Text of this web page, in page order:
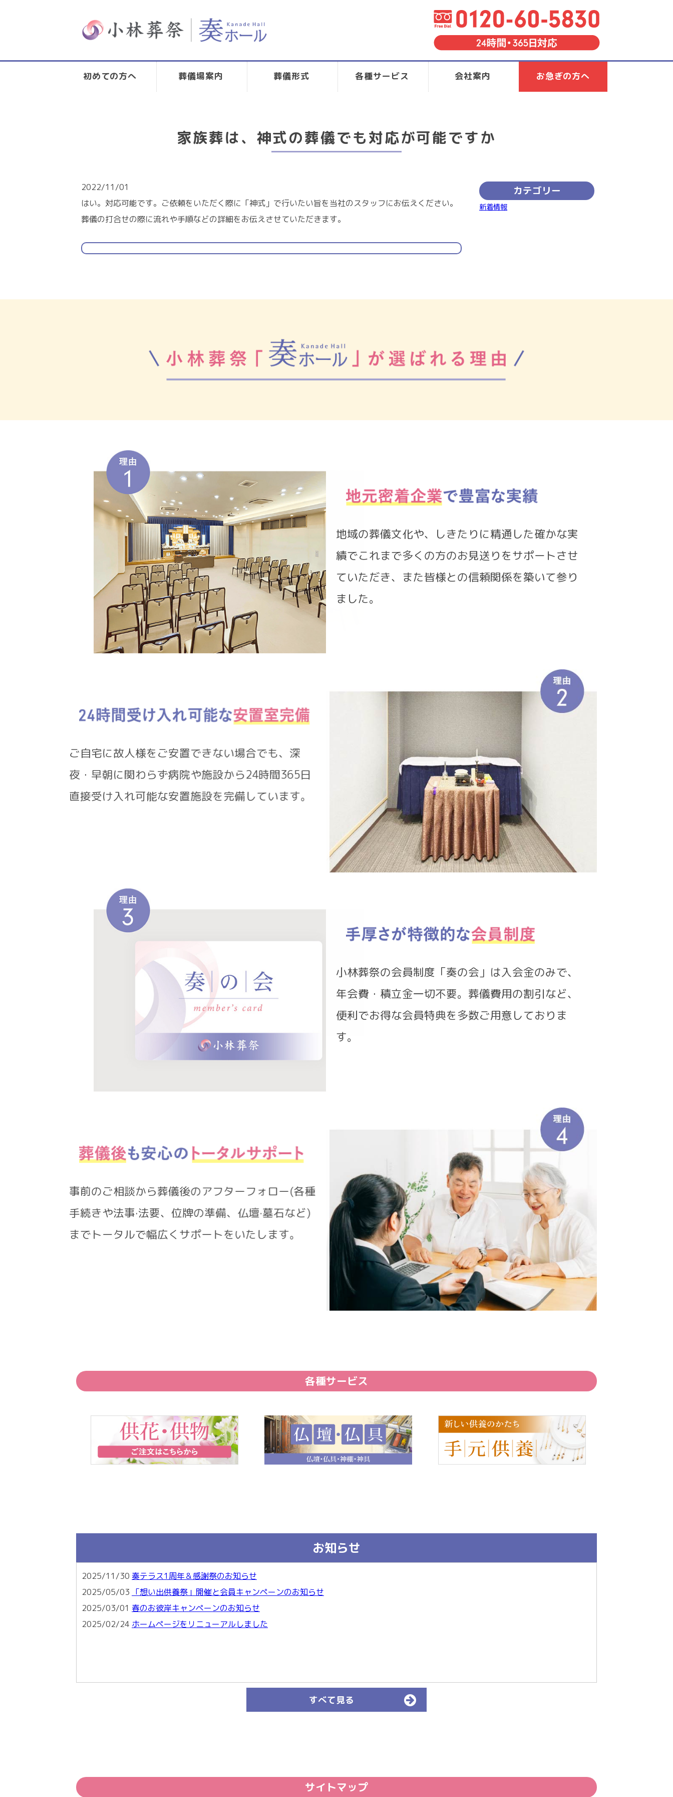
初めての方へ 葬儀場案内 葬儀形式 各種サービス 会社案内 お急ぎの方へ
家族葬は、神式の葬儀でも対応が可能ですか
2022/11/01
はい。対応可能です。ご依頼をいただく際に「神式」で行いたい旨を当社のスタッフにお伝えください。
葬儀の打合せの際に流れや手順などの詳細をお伝えさせていただきます。
カテゴリー
新着情報
地域の葬儀文化や、しきたりに精通した確かな実
績でこれまで多くの方のお見送りをサポートさせ
ていただき、また皆様との信頼関係を築いて参り
ました。
ご自宅に故人様をご安置できない場合でも、深
夜・早朝に関わらず病院や施設から24時間365日
直接受け入れ可能な安置施設を完備しています。
小林葬祭の会員制度「奏の会」は入会金のみで、
年会費・積立金一切不要。葬儀費用の割引など、
便利でお得な会員特典を多数ご用意しておりま
す。
事前のご相談から葬儀後のアフターフォロー(各種
手続きや法事·法要、位牌の準備、仏壇·墓石など)
までトータルで幅広くサポートをいたします。
各種サービス
お知らせ
2025/11/30 奏テラス1周年＆感謝祭のお知らせ
2025/05/03 「想い出供養祭」開催と会員キャンペーンのお知らせ
2025/03/01 春のお彼岸キャンペーンのお知らせ
2025/02/24 ホームページをリニューアルしました
すべて見る
サイトマップ